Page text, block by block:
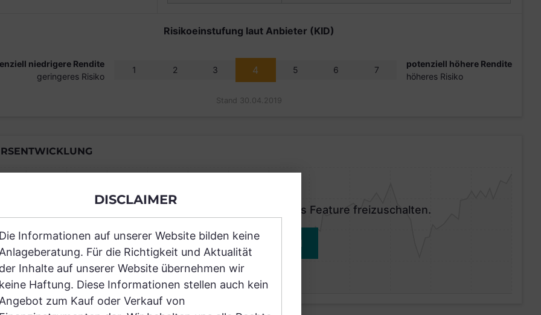
Risikoeinstufung laut Anbieter (KID)
niedrigere Rendite
geringeres Risiko
1 2 3 4 5 6 7
potenziell höhere Rendite
höheres Risiko
Stand 30.04.2019
Einfach und kostenlos registrieren, um dieses Feature freizuschalten.
JETZT ANMELDEN
DISCLAIMER
Informationen auf unserer Website bilden keine
Für die Richtigkeit und Aktualität
Inhalte auf unserer Website übernehmen wir
Haftung. Diese Informationen stellen auch kein
zum Kauf oder Verkauf von